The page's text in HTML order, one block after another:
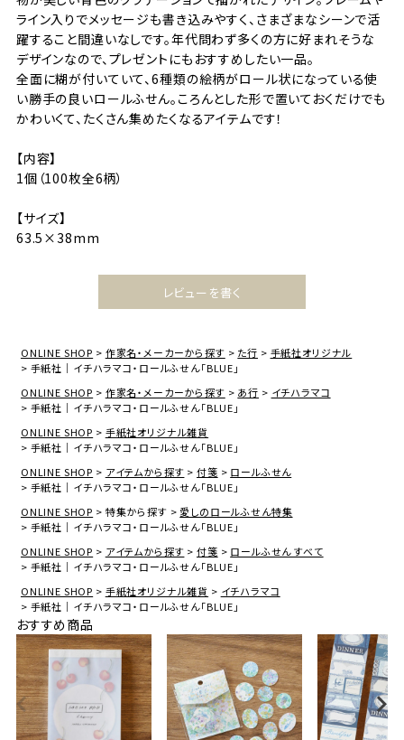
ライン入りでメッセージも書き込みやすく、さまざまなシーンで活
躍すること間違いなしです。年代問わず多くの方に好まれそうな
デザインなので、プレゼントにもおすすめしたい一品。
全面に糊が付いていて、6種類の絵柄がロール状になっている使
い勝手の良いロールふせん。ころんとした形で置いておくだけでも
かわいくて、たくさん集めたくなるアイテムです！
【内容】
1個（100枚全6柄）
【サイズ】
63.5×38mm
レビューを書く
ONLINE SHOP 作家名・メーカーから探す た行
手紙社オリジナル
手紙社｜イチハラマコ・ロールふせん「BLUE」
ONLINE SHOP
作家名・メーカーから探す あ行
イチハラマコ
手紙社｜イチハラマコ・ロールふせん「BLUE」
ONLINE SHOP
手紙社オリジナル雑貨
手紙社｜イチハラマコ・ロールふせん「BLUE」
ONLINE SHOP
アイテムから探す 付箋
ロールふせん
手紙社｜イチハラマコ・ロールふせん「BLUE」
ONLINE SHOP
特集から探す
愛しのロールふせん特集
手紙社｜イチハラマコ・ロールふせん「BLUE」
ONLINE SHOP
アイテムから探す 付箋
ロールふせん すべて
手紙社｜イチハラマコ・ロールふせん「BLUE」
ONLINE SHOP
手紙社オリジナル雑貨
イチハラマコ
手紙社｜イチハラマコ・ロールふせん「BLUE」
おすすめ商品